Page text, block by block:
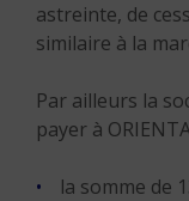
astreinte, de
similaire à la
Par ailleurs la
payer à
la somme de